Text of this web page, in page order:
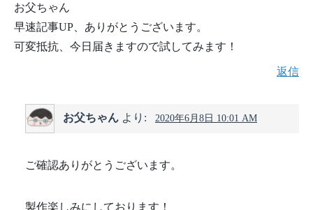
お父ちゃん
早速記事UP、ありがとうございます。
可変抵抗、今日届きますので試してみます！
返信
お父ちゃん より: 2020年6月8日 10:01 AM
ご確認ありがとうございます。
製作楽しみにしております！